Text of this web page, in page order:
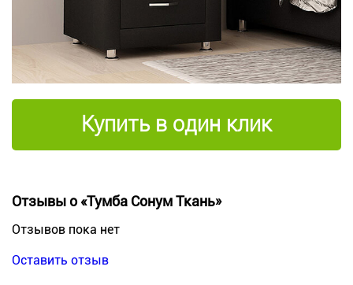
Купить в один клик
Отзывы о «Тумба Сонум Ткань»
Отзывов пока нет
Оставить отзыв